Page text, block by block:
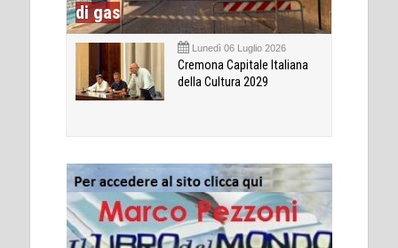
di gas
Lunedì 06 Luglio 2026
Cremona Capitale Italiana
della Cultura 2029